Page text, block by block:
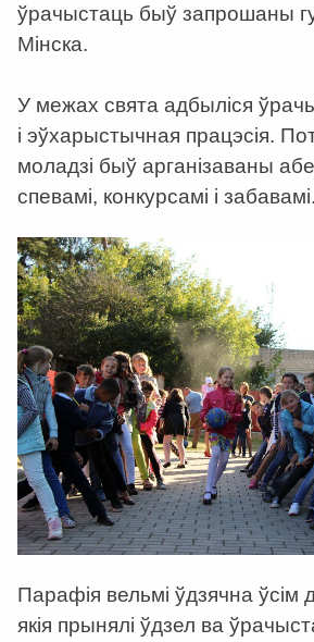
ўрачыстаць быў запрошаны
Мiнска.
У межах свята адбыліся
i эўхарыстычная працэсiя.
моладзi быў арганiзаваны
спевамi, конкурсамi i забавамi.
Парафія вельмi ўдзячна ўсiм
якiя прынялi ўдзел ва